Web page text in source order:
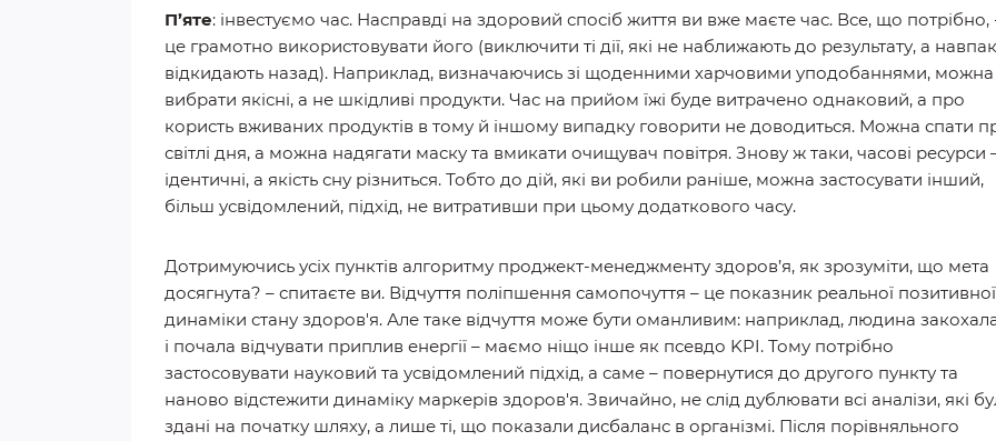
П’яте: інвестуємо час. Насправді на здоровий спосіб життя ви вже маєте час. Все, що потрібно,
це грамотно використовувати його (виключити ті дії, які не наближають до результату, а
відкидають назад). Наприклад, визначаючись зі щоденними харчовими уподобаннями, можна
вибрати якісні, а не шкідливі продукти. Час на прийом їжі буде витрачено однаковий, а про
користь вживаних продуктів в тому й іншому випадку говорити не доводиться. Можна спати
світлі дня, а можна надягати маску та вмикати очищувач повітря. Знову ж таки, часові ресурси
ідентичні, а якість сну різниться. Тобто до дій, які ви робили раніше, можна застосувати інший,
більш усвідомлений, підхід, не витративши при цьому додаткового часу.
Дотримуючись усіх пунктів алгоритму проджект-менеджменту здоров’я, як зрозуміти, що мета
досягнута? – спитаєте ви. Відчуття поліпшення самопочуття – це показник реальної позитивної
динаміки стану здоров'я. Але таке відчуття може бути оманливим: наприклад, людина
і почала відчувати приплив енергії – маємо ніщо інше як псевдо KPI. Тому потрібно
застосовувати науковий та усвідомлений підхід, а саме – повернутися до другого пункту та
наново відстежити динаміку маркерів здоров'я. Звичайно, не слід дублювати всі аналізи, які
здані на початку шляху, а лише ті, що показали дисбаланс в організмі. Після порівняльного